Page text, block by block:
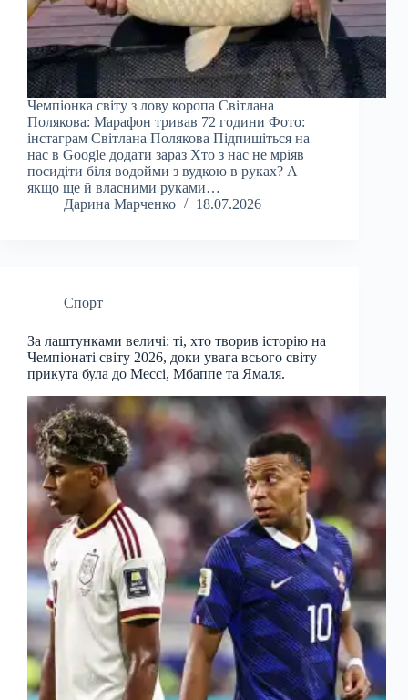
Чемпіонка світу з лову коропа Світлана
Полякова: Марафон тривав 72 години Фото:
інстаграм Світлана Полякова Підпишіться на
нас в Google додати зараз Хто з нас не мріяв
посидіти біля водойми з вудкою в руках? А
якщо ще й власними руками…
Дарина Марченко
18.07.2026
Спорт
За лаштунками величі: ті, хто творив історію на
Чемпіонаті світу 2026, доки увага всього світу
прикута була до Мессі, Мбаппе та Ямаля.